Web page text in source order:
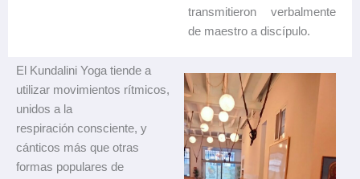
transmitieron verbalmente
de maestro a discípulo.
El Kundalini Yoga tiende a
utilizar movimientos rítmicos,
unidos a la
respiración consciente, y
cánticos más que otras
formas populares de